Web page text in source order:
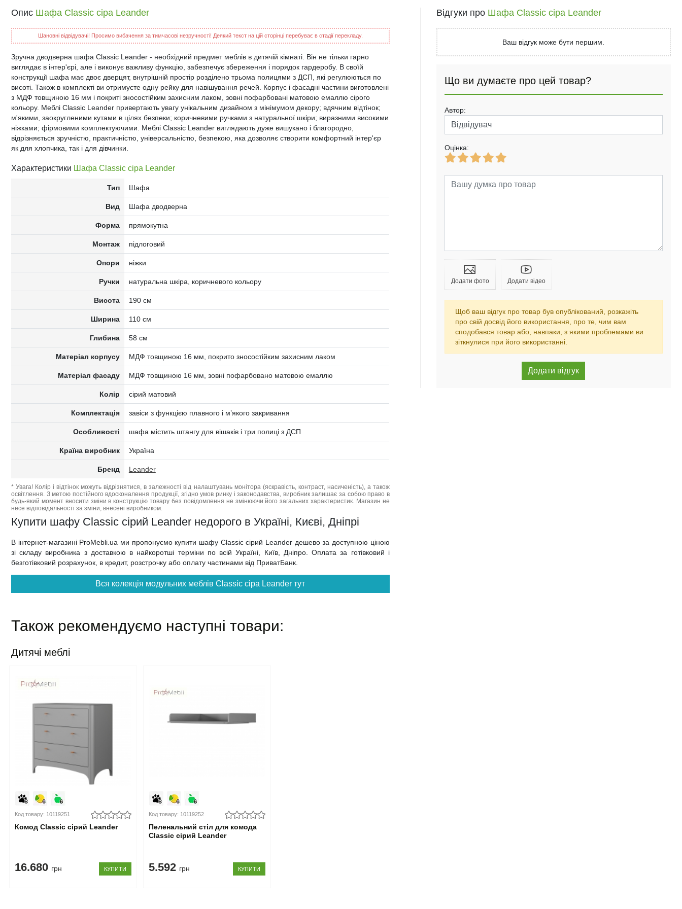
Опис Шафа Classic сіра Leander
Шановні відвідувачі! Просимо вибачення за тимчасові незручності! Деякий текст на цій сторінці перебуває в стадії перекладу.
Зручна дводверна шафа Classic Leander - необхідний предмет меблів в дитячій кімнаті. Він не тільки гарно
виглядає в інтер'єрі, але і виконує важливу функцію, забезпечує збереження і порядок гардеробу. В своїй
конструкції шафа має двоє дверцят, внутрішній простір розділено трьома полицями з ДСП, які регулюються по
висоті. Також в комплекті ви отримуєте одну рейку для навішування речей. Корпус і фасадні частини виготовлені
з МДФ товщиною 16 мм і покриті зносостійким захисним лаком, зовні пофарбовані матовою емаллю сірого
кольору. Меблі Classic Leander привертають увагу унікальним дизайном з мінімумом декору; вдячним відтінок;
м'якими, заокругленими кутами в цілях безпеки; коричневими ручками з натуральної шкіри; виразними високими
ніжками; фірмовими комплектуючими. Меблі Classic Leander виглядають дуже вишукано і благородно,
відрізняється зручністю, практичністю, універсальністю, безпекою, яка дозволяє створити комфортний інтер'єр
як для хлопчика, так і для дівчинки.
Характеристики Шафа Classic сіра Leander
Тип Шафа
Вид Шафа дводверна
Форма прямокутна
Монтаж підлоговий
Опори ніжки
Ручки натуральна шкіра, коричневого кольору
Висота 190 см
Ширина 110 см
Глибина 58 см
Матеріал корпусу МДФ товщиною 16 мм, покрито зносостійким захисним лаком
Матеріал фасаду МДФ товщиною 16 мм, зовні пофарбовано матовою емаллю
Колір сірий матовий
Комплектація завіси з функцією плавного і м’якого закривання
Особливості шафа містить штангу для вішаків і три полиці з ДСП
Країна виробник Україна
Бренд Leander
* Увага! Колір і відтінок можуть відрізнятися, в залежності від налаштувань монітора (яскравість, контраст, насиченість), а також
освітлення. З метою постійного вдосконалення продукції, згідно умов ринку і законодавства, виробник залишає за собою право в
будь-який момент вносити зміни в конструкцію товару без повідомлення не змінюючи його загальних характеристик. Магазин не
несе відповідальності за зміни, внесені виробником.
Купити шафу Classic сірий Leander недорого в Україні, Києві, Дніпрі
В інтернет-магазині ProMebli.ua ми пропонуємо купити шафу Classic сірий Leander дешево за доступною ціною
зі складу виробника з доставкою в найкоротші терміни по всій Україні, Київ, Дніпро. Оплата за готівковий і
безготівковий розрахунок, в кредит, розстрочку або оплату частинами від ПриватБанк.
Вся колекція модульних меблів Classic сіра Leander тут
Відгуки про Шафа Classic сіра Leander
Ваш відгук може бути першим.
Що ви думаєте про цей товар?
Автор:
Оцінка:
Додати фото Додати відео
Щоб ваш відгук про товар був опублікований, розкажіть
про свій досвід його використання, про те, чим вам
сподобався товар або, навпаки, з якими проблемами ви
зіткнулися при його використанні.
Також рекомендуємо наступні товари:
Дитячі меблі
Код товару: 10119251
Комод Classic сірий Leander
16.680 грн КУПИТИ
Код товару: 10119252
Пеленальний стіл для комода
Classic сірий Leander
5.592 грн КУПИТИ